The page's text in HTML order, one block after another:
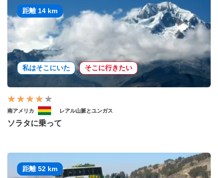
距離 14 km
私はそこにいた そこに行きたい
南アメリカ レアル山脈とユンガス
ソラタに乗って
距離 52 km